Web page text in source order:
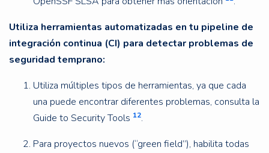
Utiliza herramientas automatizadas en tu pipeline de
integración continua (CI) para detectar problemas de
seguridad temprano:
Utiliza múltiples tipos de herramientas, ya que cada
una puede encontrar diferentes problemas, consulta la
Guide to Security Tools 12.
Para proyectos nuevos (“green field”), habilita todas